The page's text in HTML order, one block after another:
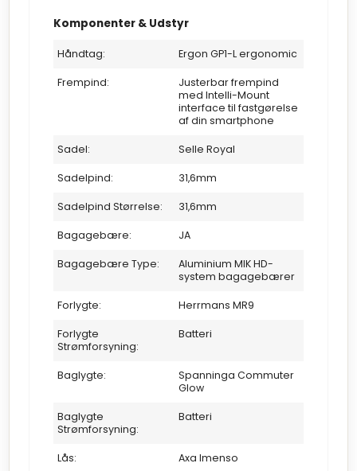
Komponenter & Udstyr
Håndtag: Ergon GP1-L ergonomic
Frempind:
Justerbar frempind
med Intelli-Mount
interface til fastgørelse
af din smartphone
Sadel: Selle Royal
Sadelpind: 31,6mm
Sadelpind Størrelse: 31,6mm
Bagagebære: JA
Bagagebære Type:
Aluminium MIK HD-
system bagagebærer
Forlygte: Herrmans MR9
Forlygte
Strømforsyning:
Batteri
Baglygte:
Spanninga Commuter
Glow
Baglygte
Strømforsyning:
Batteri
Lås: Axa Imenso